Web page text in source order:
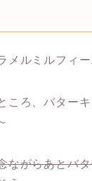
メルミルフィ
ころ、バター
ながらあとバ